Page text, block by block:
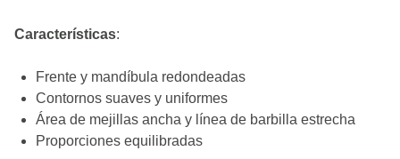
Características:
Frente y mandíbula redondeadas
Contornos suaves y uniformes
Área de mejillas ancha y línea de barbilla estrecha
Proporciones equilibradas